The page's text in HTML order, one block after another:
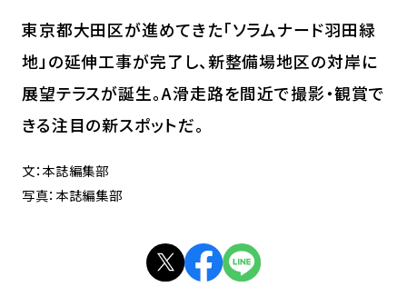
東京都大田区が進めてきた「ソラムナード羽田緑
地」の延伸工事が完了し、新整備場地区の対岸に
展望テラスが誕生。A滑走路を間近で撮影・観賞で
きる注目の新スポットだ。
文：本誌編集部
写真：本誌編集部